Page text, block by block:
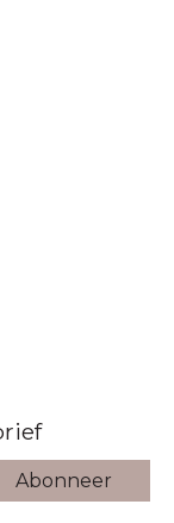
Abonneer